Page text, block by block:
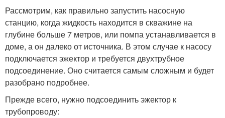
Рассмотрим, как правильно запустить насосную
станцию, когда жидкость находится в скважине на
глубине больше 7 метров, или помпа устанавливается в
доме, а он далеко от источника. В этом случае к насосу
подключается эжектор и требуется двухтрубное
подсоединение. Оно считается самым сложным и будет
разобрано подробнее.
Прежде всего, нужно подсоединить эжектор к
трубопроводу: